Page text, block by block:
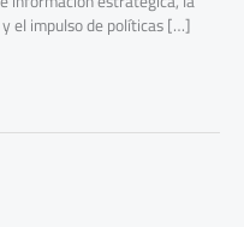
el impulso de políticas […]